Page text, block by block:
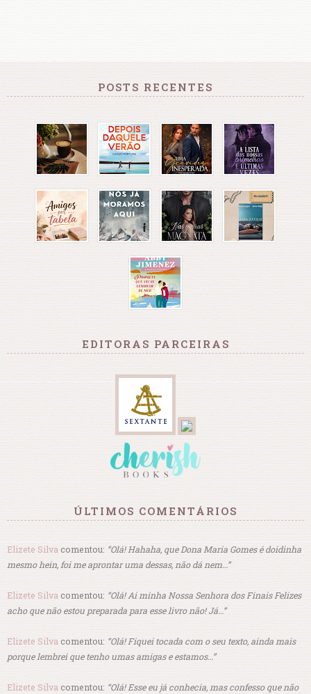
POSTS RECENTES
EDITORAS PARCEIRAS
ÚLTIMOS COMENTÁRIOS
Elizete Silva comentou: “Olá! Hahaha, que Dona Maria Gomes é doidinha
mesmo hein, foi me aprontar uma dessas, não dá nem…”
Elizete Silva comentou: “Olá! Ai minha Nossa Senhora dos Finais Felizes
acho que não estou preparada para esse livro não! Já…”
Elizete Silva comentou: “Olá! Fiquei tocada com o seu texto, ainda mais
porque lembrei que tenho umas amigas e estamos…”
Elizete Silva comentou: “Olá! Esse eu já conhecia, mas confesso que não